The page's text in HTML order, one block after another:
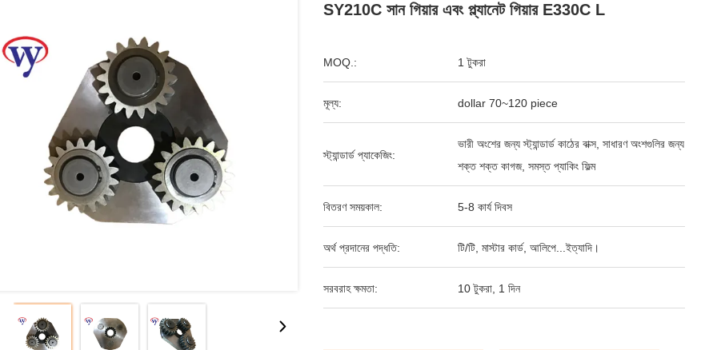
SY210C সান গিয়ার এবং প্ল্যানেট গিয়ার E330C L
MOQ.: 1 টুকরা
মূল্য: dollar 70~120 piece
স্ট্যান্ডার্ড প্যাকেজিং:
ভারী অংশের জন্য স্ট্যান্ডার্ড কাঠের বাক্স, সাধারণ অংশগুলির জন্য
শক্ত শক্ত কাগজ, সমস্ত প্যাকিং ফিল্ম
বিতরণ সময়কাল: 5-8 কার্য দিবস
অর্থ প্রদানের পদ্ধতি: টি/টি, মাস্টার কার্ড, আলিপে...ইত্যাদি।
সরবরাহ ক্ষমতা: 10 টুকরা, 1 দিন